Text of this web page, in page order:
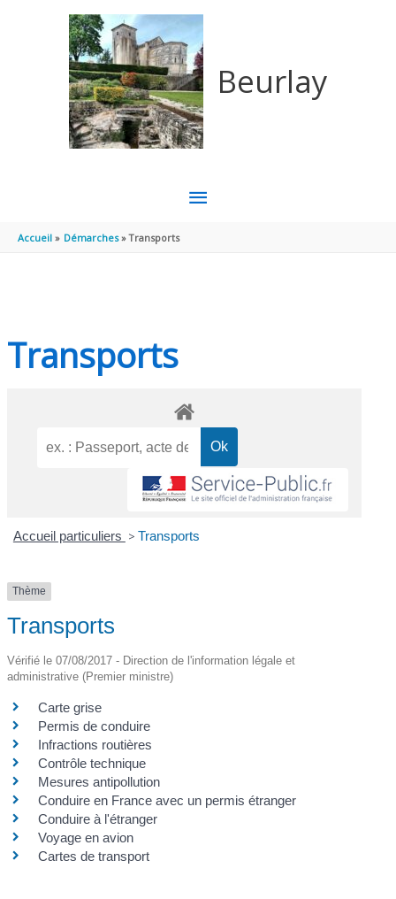
Beurlay
MENU
Accueil Démarches Transports
Transports
Accueil particuliers > Transports
Thème
Transports
Vérifié le 07/08/2017 - Direction de l'information légale et
administrative (Premier ministre)
Carte grise
Permis de conduire
Infractions routières
Contrôle technique
Mesures antipollution
Conduire en France avec un permis étranger
Conduire à l'étranger
Voyage en avion
Cartes de transport